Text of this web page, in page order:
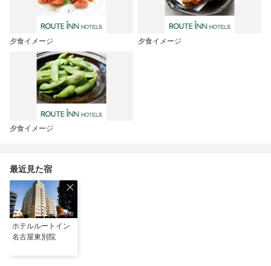
夕食イメージ 夕食イメージ
夕食イメージ
最近見た宿
ホテルルートイン
名古屋東別院